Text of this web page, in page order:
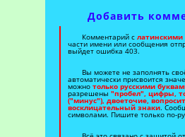
Добавить
Комментарий с
части имени или сообщения
выйдет ошибка 403.
Вы можете не заполнять
автоматически присвоится
можно только русскими
разрешены "пробел", цифры,
("минус"), двоеточие,
восклицательный знаки.
символами. Пишите только по-